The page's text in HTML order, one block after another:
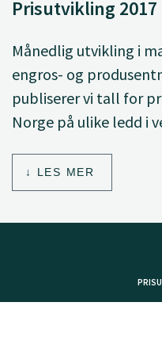
Prisutvikling 2017
Månedlig utvikling i
engros- og
publiserer vi tall for
Norge på ulike ledd i
LES MER